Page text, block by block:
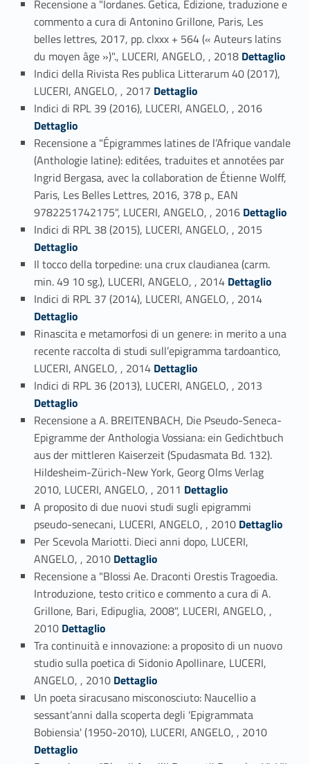
Recensione a "Iordanes. Getica, Edizione, traduzione e
commento a cura di Antonino Grillone, Paris, Les
belles lettres, 2017, pp. clxxx + 564 (« Auteurs latins
du moyen âge »)"., LUCERI, ANGELO, , 2018 Link identifier #identifier_person_46857-12
Dettaglio
Indici della Rivista Res publica Litterarum 40 (2017),
LUCERI, ANGELO, , 2017 Link identifier #identifier_person_34492-13
Dettaglio
Indici di RPL 39 (2016), LUCERI, ANGELO, , 2016
Dettaglio
Recensione a "Épigrammes latines de l’Afrique vandale
(Anthologie latine): editées, traduites et annotées par
Ingrid Bergasa, avec la collaboration de Étienne Wolff,
Paris, Les Belles Lettres, 2016, 378 p., EAN
9782251742175", LUCERI, ANGELO, , 2016 Link identifier #identifier_person_34978-15
Dettaglio
Indici di RPL 38 (2015), LUCERI, ANGELO, , 2015 Link identifier #identifier_person_120641-16
Dettaglio
Il tocco della torpedine: una crux claudianea (carm.
min. 49 10 sg.), LUCERI, ANGELO, , 2014 Link identifier #identifier_person_19769-17
Dettaglio
Indici di RPL 37 (2014), LUCERI, ANGELO, , 2014
Dettaglio
Rinascita e metamorfosi di un genere: in merito a una
recente raccolta di studi sull’epigramma tardoantico,
LUCERI, ANGELO, , 2014 Link identifier #identifier_person_16875-19
Dettaglio
Indici di RPL 36 (2013), LUCERI, ANGELO, , 2013
Dettaglio
Recensione a A. BREITENBACH, Die Pseudo-Seneca-
Epigramme der Anthologia Vossiana: ein Gedichtbuch
aus der mittleren Kaiserzeit (Spudasmata Bd. 132).
Hildesheim-Zürich-New York, Georg Olms Verlag
2010, LUCERI, ANGELO, , 2011 Link identifier #identifier_person_109007-21
Dettaglio
A proposito di due nuovi studi sugli epigrammi
pseudo-senecani, LUCERI, ANGELO, , 2010 Link identifier #identifier_person_6944-22
Dettaglio
Per Scevola Mariotti. Dieci anni dopo, LUCERI,
ANGELO, , 2010 Link identifier #identifier_person_136074-23
Dettaglio
Recensione a "Blossi Ae. Draconti Orestis Tragoedia.
Introduzione, testo critico e commento a cura di A.
Grillone, Bari, Edipuglia, 2008", LUCERI, ANGELO, ,
2010 Link identifier #identifier_person_81317-24
Dettaglio
Tra continuità e innovazione: a proposito di un nuovo
studio sulla poetica di Sidonio Apollinare, LUCERI,
ANGELO, , 2010 Link identifier #identifier_person_39163-25
Dettaglio
Un poeta siracusano misconosciuto: Naucellio a
sessant’anni dalla scoperta degli 'Epigrammata
Bobiensia' (1950-2010), LUCERI, ANGELO, , 2010
Dettaglio